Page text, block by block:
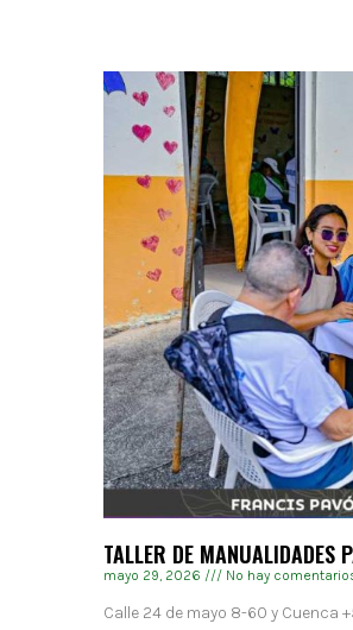
TALLER DE MANUALIDADES
mayo 29, 2026 No hay
Calle 24 de mayo 8-60 y Cuenca